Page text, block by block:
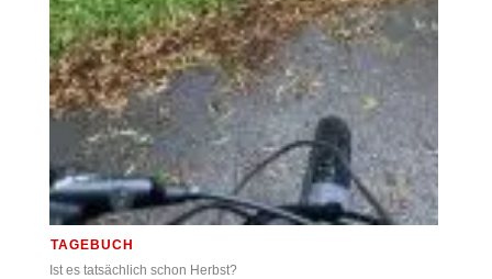
TAGEBUCH
Ist es tatsächlich schon Herbst?